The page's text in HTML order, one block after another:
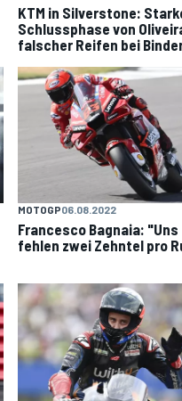
KTM in Silverstone:
Schlussphase von
falscher Reifen bei
MOTOGP06.08.2022
Francesco Bagnaia: "Uns
fehlen zwei Zehntel pro